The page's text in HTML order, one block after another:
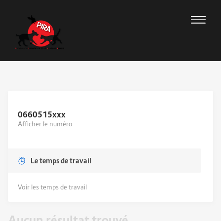
0660515xxx
Afficher le numéro
Le temps de travail
Voir les temps de travail